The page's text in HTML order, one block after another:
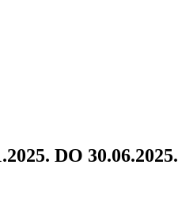
DO 30.06.2025.